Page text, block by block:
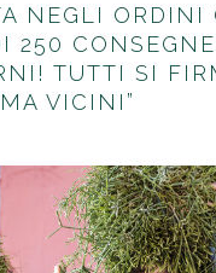
NEGLI ORDINI
250
TUTTI SI
VICINI”